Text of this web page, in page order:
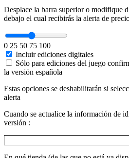
Desplace la barra superior o modifique
debajo el cual recibirás la alerta de
0 25 50 75 100
Incluir ediciones digitales
Sólo para ediciones del juego
la versión española
Estas opciones se deshabilitarán si
alerta
Cuando se actualice la información de
versión :